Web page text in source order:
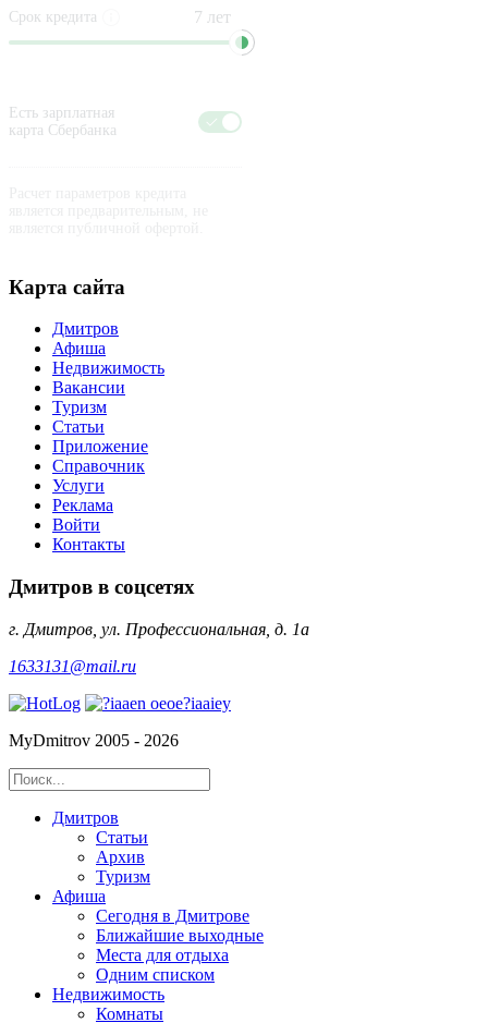
Срок кредита
Есть зарплатная
карта Сбербанка
Карта сайта
Дмитров
Афиша
Недвижимость
Вакансии
Туризм
Статьи
Приложение
Справочник
Услуги
Реклама
Войти
Контакты
Дмитров в соцсетях
г. Дмитров, ул. Профессиональная, д. 1а
1633131@mail.ru
MyDmitrov 2005 - 2026
Дмитров
Статьи
Архив
Туризм
Афиша
Сегодня в Дмитрове
Ближайшие выходные
Места для отдыха
Одним списком
Недвижимость
Комнаты